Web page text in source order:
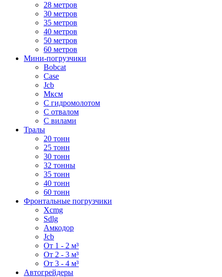
28 метров
30 метров
35 метров
40 метров
50 метров
60 метров
Мини-погрузчики
Bobcat
Case
Jcb
Мксм
С гидромолотом
С отвалом
С вилами
Тралы
20 тонн
25 тонн
30 тонн
32 тонны
35 тонн
40 тонн
60 тонн
Фронтальные погрузчики
Xcmg
Sdlg
Амкодор
Jcb
От 1 - 2 м³
От 2 - 3 м³
От 3 - 4 м³
Автогрейдеры